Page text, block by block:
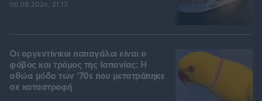
06.08.2026, 21:13
Οι αργεντίνικοι παπαγάλοι είναι ο
φόβος και τρόμος της Ισπανίας: Η
αθώα μόδα των '70s που μετατράπηκε
σε καταστροφή